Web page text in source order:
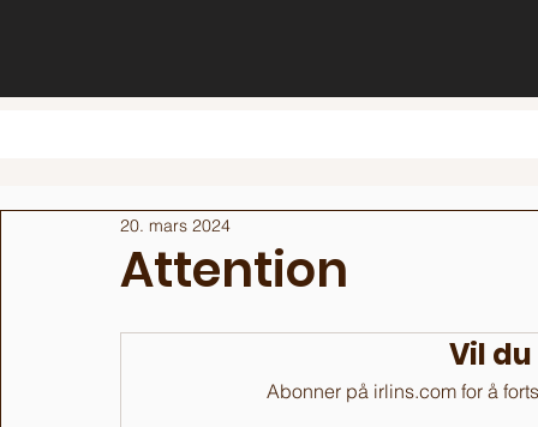
Attention
20. mars 2024
Vil
Abonner på irlins.com for å